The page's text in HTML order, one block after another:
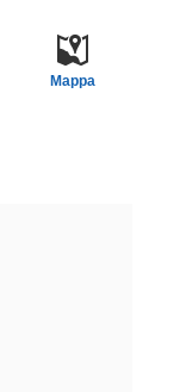
Mappa